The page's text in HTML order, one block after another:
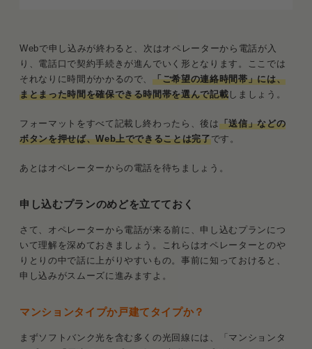
Webで申し込みが終わると、次はオペレーターから電話が入
り、電話口で契約手続きが進んでいく形となります。ここでは
それなりに時間がかかるので、「ご希望の連絡時間帯」には、
まとまった時間を確保できる時間帯を選んで記載 しましょう。
フォーマットをすべて記載し終わったら、後は「送信」などの
ボタンを押せば、Web上でできることは完了です。
あとはオペレーターからの電話を待ちましょう。
申し込むプランのめどを立てておく
さて、オペレーターから電話が来る前に、申し込むプランにつ
いて理解を深めておきましょう。これらはオペレーターとのや
りとりの中で話に上がりやすいもの。事前に知っておけると、
申し込みがスムーズに進みますよ。
マンションタイプか戸建てタイプか？
まずソフトバンク光を含む多くの光回線には、「マンションタ